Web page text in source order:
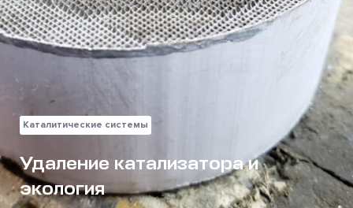
Каталитические системы
Удаление катализатора и
экология